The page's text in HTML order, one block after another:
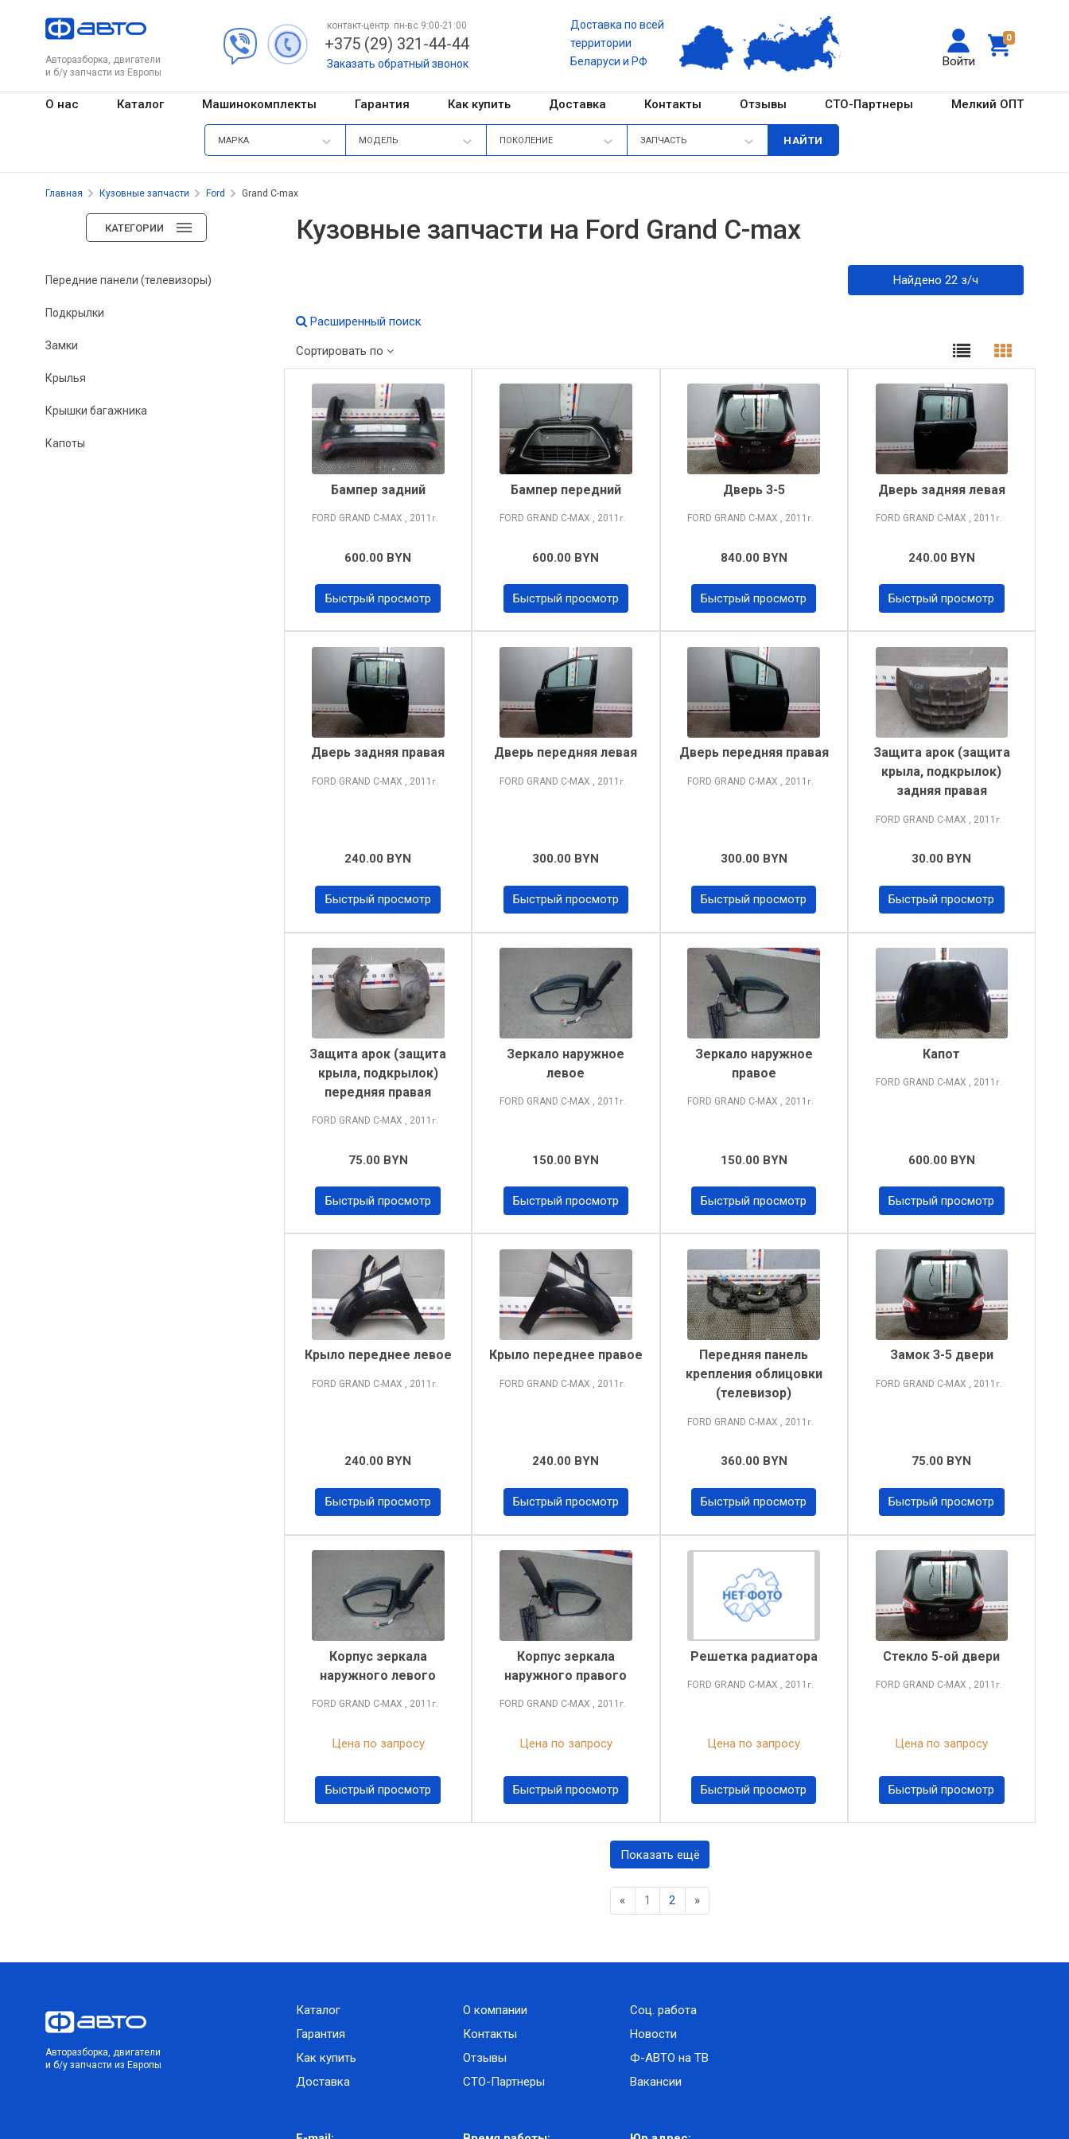
Авторазборка, двигатели
и б/у запчасти из Европы
0
Войти
контакт-центр: пн-вс 9:00-21:00
+375 (29) 321-44-44
Заказать обратный звонок
Доставка по всей
территории
Беларуси и РФ
О нас Каталог Машинокомплекты Гарантия Как купить Доставка Контакты Отзывы СТО-Партнеры Мелкий ОПТ
МАРКА МОДЕЛЬ ПОКОЛЕНИЕ ЗАПЧАСТЬ
Главная Кузовные запчасти Ford Grand C-max
КАТЕГОРИИ
Передние панели (телевизоры)
Подкрылки
Замки
Крылья
Крышки багажника
Капоты
Кузовные запчасти на Ford Grand C-max
Найдено 22 з/ч
Расширенный поиск
Сортировать по
Бампер задний
FORD GRAND C-MAX , 2011 г.
600.00 BYN
Быстрый просмотр
Бампер передний
FORD GRAND C-MAX , 2011 г.
600.00 BYN
Быстрый просмотр
Дверь 3-5
FORD GRAND C-MAX , 2011 г.
840.00 BYN
Быстрый просмотр
Дверь задняя левая
FORD GRAND C-MAX , 2011 г.
240.00 BYN
Быстрый просмотр
Дверь задняя правая
FORD GRAND C-MAX , 2011 г.
240.00 BYN
Быстрый просмотр
Дверь передняя левая
FORD GRAND C-MAX , 2011 г.
300.00 BYN
Быстрый просмотр
Дверь передняя правая
FORD GRAND C-MAX , 2011 г.
300.00 BYN
Быстрый просмотр
Защита арок (защита
крыла, подкрылок)
задняя правая
FORD GRAND C-MAX , 2011 г.
30.00 BYN
Быстрый просмотр
Защита арок (защита
крыла, подкрылок)
передняя правая
FORD GRAND C-MAX , 2011 г.
75.00 BYN
Быстрый просмотр
Зеркало наружное
левое
FORD GRAND C-MAX , 2011 г.
150.00 BYN
Быстрый просмотр
Зеркало наружное
правое
FORD GRAND C-MAX , 2011 г.
150.00 BYN
Быстрый просмотр
Капот
FORD GRAND C-MAX , 2011 г.
600.00 BYN
Быстрый просмотр
Крыло переднее левое
FORD GRAND C-MAX , 2011 г.
240.00 BYN
Быстрый просмотр
Крыло переднее правое
FORD GRAND C-MAX , 2011 г.
240.00 BYN
Быстрый просмотр
Передняя панель
крепления облицовки
(телевизор)
FORD GRAND C-MAX , 2011 г.
360.00 BYN
Быстрый просмотр
Замок 3-5 двери
FORD GRAND C-MAX , 2011 г.
75.00 BYN
Быстрый просмотр
Корпус зеркала
наружного левого
FORD GRAND C-MAX , 2011 г.
Цена по запросу
Быстрый просмотр
Корпус зеркала
наружного правого
FORD GRAND C-MAX , 2011 г.
Цена по запросу
Быстрый просмотр
Решетка радиатора
FORD GRAND C-MAX , 2011 г.
Цена по запросу
Быстрый просмотр
Стекло 5-ой двери
FORD GRAND C-MAX , 2011 г.
Цена по запросу
Быстрый просмотр
Показать ещё
« Previous
1 2 »Next
Авторазборка, двигатели
и б/у запчасти из Европы
Каталог
Гарантия
Как купить
Доставка
О компании
Контакты
Отзывы
СТО-Партнеры
Соц. работа
Новости
Ф-АВТО на ТВ
Вакансии